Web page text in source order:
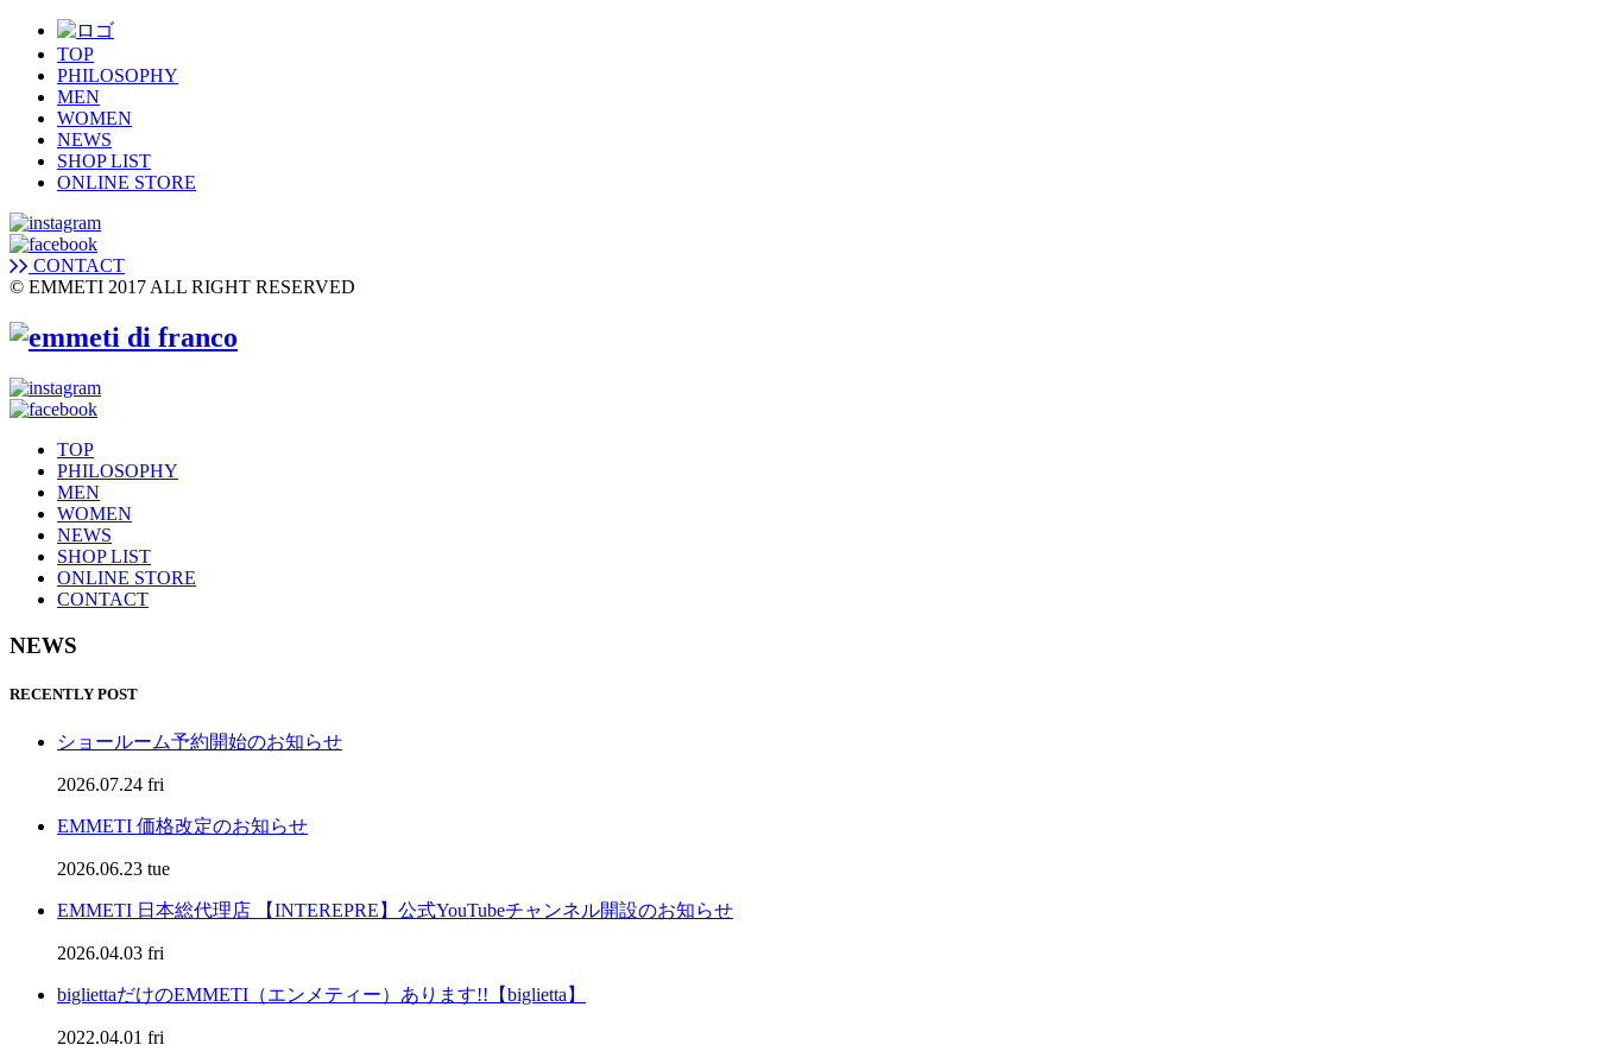
TOP
PHILOSOPHY
MEN
WOMEN
NEWS
SHOP LIST
ONLINE STORE
CONTACT
© EMMETI 2017 ALL RIGHT RESERVED
TOP
PHILOSOPHY
MEN
WOMEN
NEWS
SHOP LIST
ONLINE STORE
CONTACT
NEWS
RECENTLY POST
ショールーム予約開始のお知らせ
2026.07.24 fri
EMMETI 価格改定のお知らせ
2026.06.23 tue
EMMETI 日本総代理店 【INTEREPRE】公式YouTubeチャンネル開設のお知らせ
2026.04.03 fri
bigliettaだけのEMMETI（エンメティー）あります!!【biglietta】
2022.04.01 fri